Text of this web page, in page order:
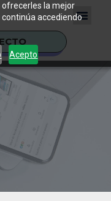
la mejor
accediendo
Acepto